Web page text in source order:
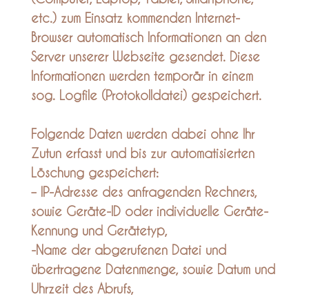
etc.) zum Einsatz kommenden Internet-
Browser automatisch Informationen an den
Server unserer Webseite gesendet. Diese
Informationen werden temporär in einem
sog. Logfile (Protokolldatei) gespeichert.
Folgende Daten werden dabei ohne Ihr
Zutun erfasst und bis zur automatisierten
Löschung gespeichert:
– IP-Adresse des anfragenden Rechners,
sowie Geräte-ID oder individuelle Geräte-
Kennung und Gerätetyp,
-Name der abgerufenen Datei und
übertragene Datenmenge, sowie Datum und
Uhrzeit des Abrufs,